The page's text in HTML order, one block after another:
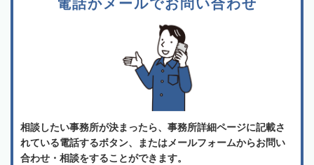
電話かメールでお問い合わせ
相談したい事務所が決まったら、事務所詳細ページに記載さ
れている電話するボタン、またはメールフォームからお問い
合わせ・相談をすることができます。